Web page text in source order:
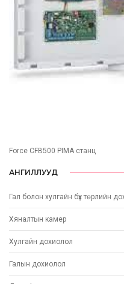
Force CFB500 PIMA станц
АНГИЛЛУУД
Гал болон хулгайн бүх төрлийн
Хяналтын камер
Хулгайн дохиолол
Галын дохиолол